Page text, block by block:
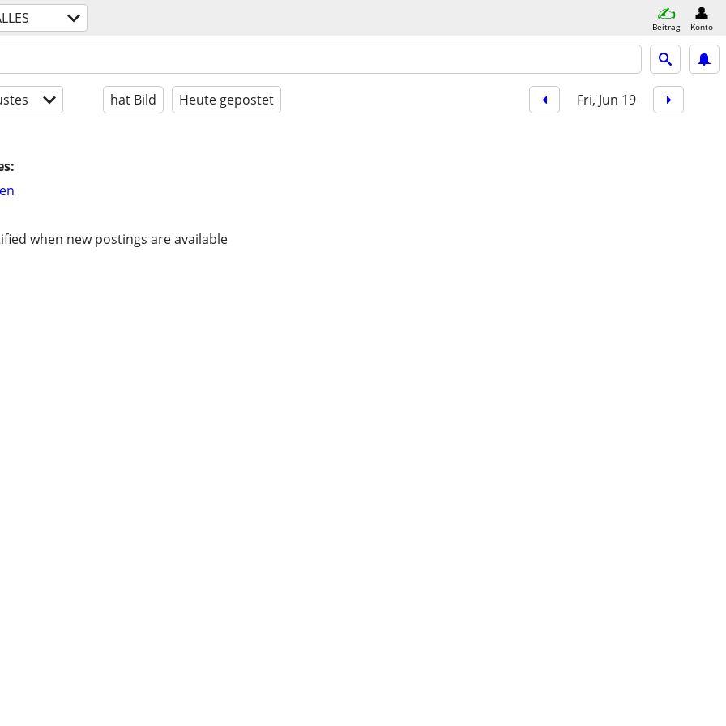
Beitrag Konto
hat Bild Heute gepostet Fri, Jun 19
when new postings are available